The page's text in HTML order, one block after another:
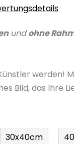
undohne
werden!
Bild, das Ihre
30x40cm